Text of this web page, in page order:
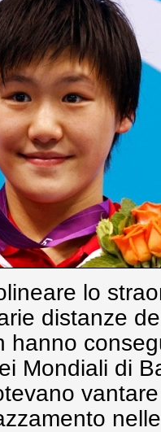
lo
distanze
hanno
Mondiali di